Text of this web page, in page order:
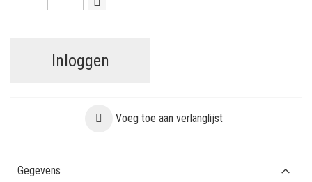
Inloggen
Voeg toe aan verlanglijst
Gegevens